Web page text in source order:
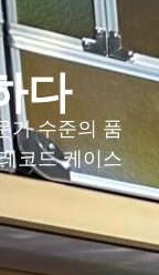
다
가 수준의 품
코드 케이스